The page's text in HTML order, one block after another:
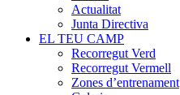
Actualitat
Junta Directiva
EL TEU CAMP
Recorregut Verd
Recorregut Vermell
Zones d’entrenament